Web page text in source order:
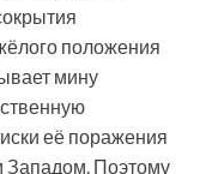
положения
мину
её поражения
Западом. Поэтому